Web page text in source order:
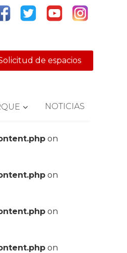
de espacios
NOTICIAS
on
on
on
on